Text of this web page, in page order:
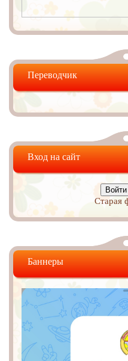
Переводчик
Вход на сайт
Старая
Баннеры